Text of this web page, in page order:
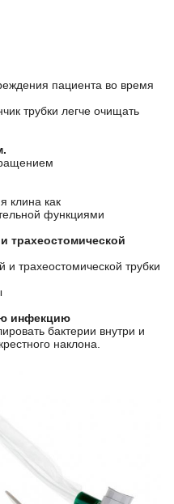
пациента во время
трубки легче очищать
клина как
функциями
трахеостомической
и трахеостомической трубки
инфекцию
бактерии внутри и
наклона.